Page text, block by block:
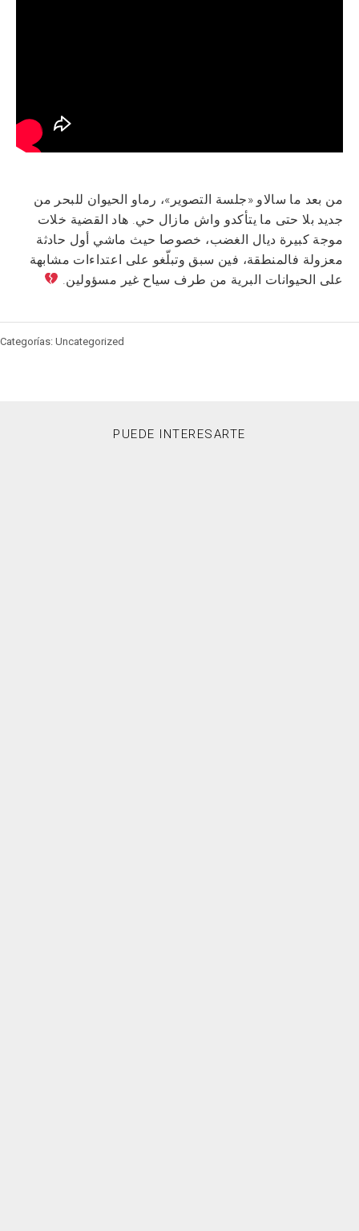
من بعد ما سالاو «جلسة التصوير»، رماو الحيوان للبحر من
جديد بلا حتى ما يتأكدو واش مازال حي. هاد القضية خلات
موجة كبيرة ديال الغضب، خصوصا حيث ماشي أول حادثة
معزولة فالمنطقة، فين سبق وتبلّغو على اعتداءات مشابهة
على الحيوانات البرية من طرف سياح غير مسؤولين.
Categorías: Uncategorized
PUEDE INTERESARTE